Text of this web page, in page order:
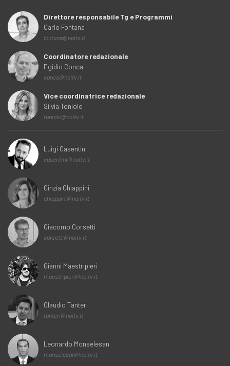
Direttore responsabile Tg e Programmi
Carlo Fontana
fontana@noitv.it
Coordinatore redazionale
Egidio Conca
conca@noitv.it
Vice coordinatrice redazionale
Silvia Toniolo
toniolo@noitv.it
Luigi Casentini
casentini@noitv.it
Cinzia Chiappini
chiappini@noitv.it
Giacomo Corsetti
corsetti@noitv.it
Gianni Maestripieri
maestripieri@noitv.it
Claudio Tanteri
tanteri@noitv.it
Leonardo Monselesan
monselesan@noitv.it